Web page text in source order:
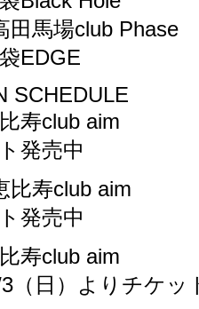
田馬場club Phase
EDGE
SCHEDULE
寿club aim
発売中
比寿club aim
発売中
寿club aim
（日）よりチケッ